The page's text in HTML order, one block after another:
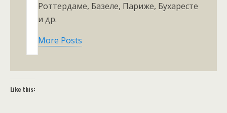
Роттердаме, Базеле, Париже, Бухаресте
и др.
More Posts
Like this: